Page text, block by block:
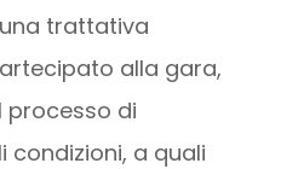
trattativa
alla gara,
di
condizioni, a quali